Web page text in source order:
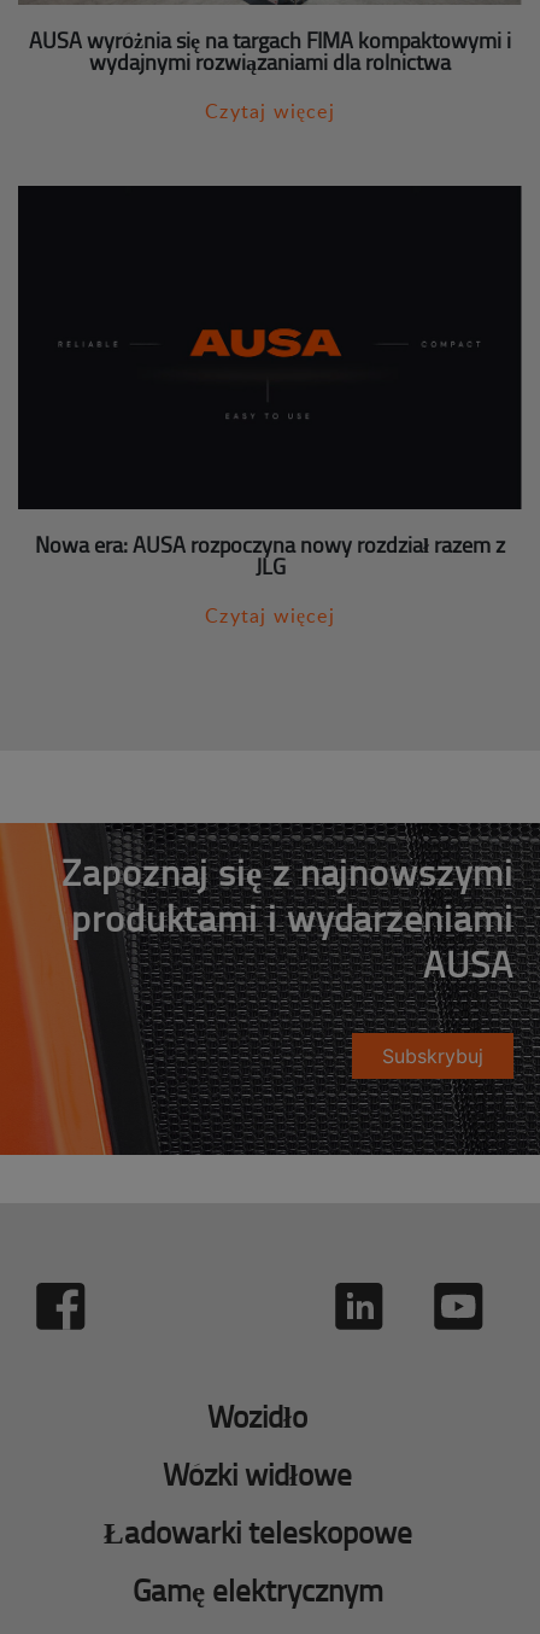
AUSA wyróżnia się na targach FIMA kompaktowymi i
wydajnymi rozwiązaniami dla rolnictwa
Czytaj więcej
Nowa era: AUSA rozpoczyna nowy rozdział razem z
JLG
Czytaj więcej
Zapoznaj się z najnowszymi
produktami i wydarzeniami
AUSA
Subskrybuj
Wozidło
Wózki widłowe
Ładowarki teleskopowe
Gamę elektrycznym